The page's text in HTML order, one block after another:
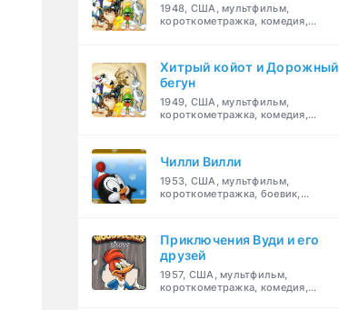
1948, США, мультфильм,
короткометражка, комедия,
Хитрый койот и Дорожный
бегун
1949, США, мультфильм,
короткометражка, комедия,
Чилли Вилли
1953, США, мультфильм,
короткометражка, боевик,
Приключения Вуди и его
друзей
1957, США, мультфильм,
короткометражка, комедия,